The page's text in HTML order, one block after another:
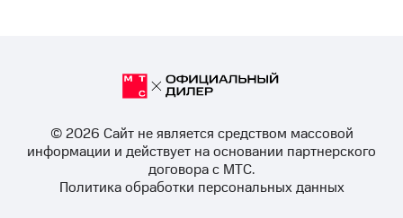
© 2026 Cайт не является средством массовой
информации и действует на основании партнерского
договора с МТС.
Политика обработки персональных данных